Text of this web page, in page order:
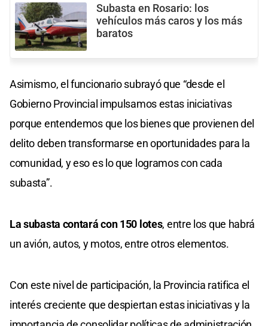
Subasta en Rosario: los
vehículos más caros y los más
baratos
Asimismo, el funcionario subrayó que “desde el
Gobierno Provincial impulsamos estas iniciativas
porque entendemos que los bienes que provienen del
delito deben transformarse en oportunidades para la
comunidad, y eso es lo que logramos con cada
subasta”.
La subasta contará con 150 lotes, entre los que habrá
un avión, autos, y motos, entre otros elementos.
Con este nivel de participación, la Provincia ratifica el
interés creciente que despiertan estas iniciativas y la